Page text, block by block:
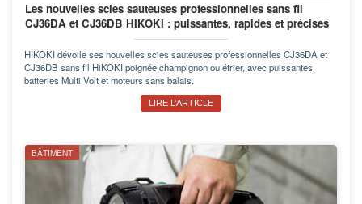
Les nouvelles scies sauteuses professionnelles sans fil
CJ36DA et CJ36DB HIKOKI : puissantes, rapides et précises
HIKOKI dévoile ses nouvelles scies sauteuses professionnelles CJ36DA et
CJ36DB sans fil HiKOKI poignée champignon ou étrier, avec puissantes
batteries Multi Volt et moteurs sans balais.
LIRE L’ARTICLE
BÂTIMENT